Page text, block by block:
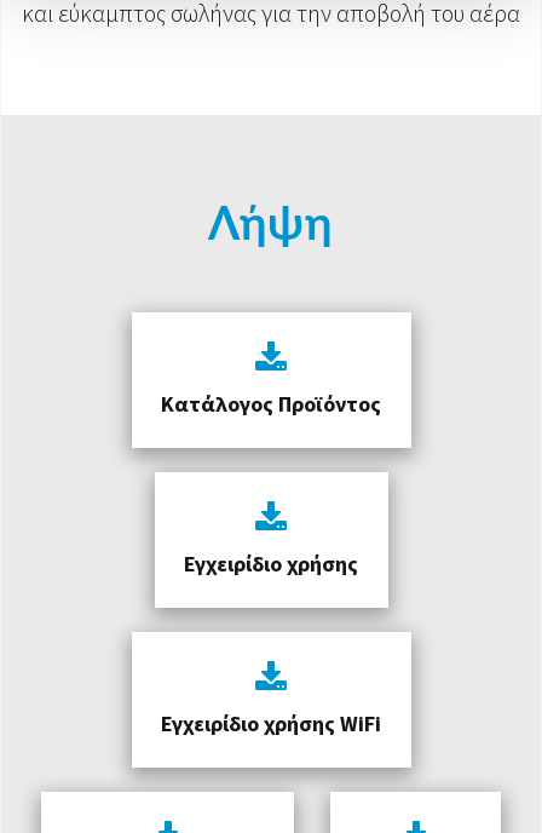
και εύκαμπτος σωλήνας για την αποβολή του αέρα
Λήψη
Κατάλογος Προϊόντος
Εγχειρίδιο χρήσης
Εγχειρίδιο χρήσης WiFi